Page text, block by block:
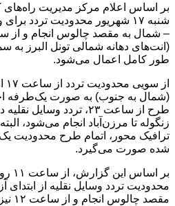
شنبه ۱۷ شهریور محدودیت تردد
(انت‌های دهانه شمالی تونل البرز
طور کامل اعمال می‌شود.
(شمال به جنوب) به صورت یک‌طرفه
طرح از ساعت ۲۳، تردد
زنگوله تا مرزن‌آباد انجام می‌شود،
ترافیک محور، اتمام طرح محدودیت
شده صورت می‌گیرد.
محدودیت تردد وسایل نقلیه از ابتدای